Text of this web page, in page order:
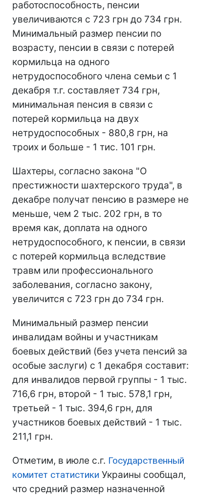
работоспособность, пенсии
увеличиваются с 723 грн до 734 грн.
Минимальный размер пенсии по
возрасту, пенсии в связи с потерей
кормильца на одного
нетрудоспособного члена семьи с 1
декабря т.г. составляет 734 грн,
минимальная пенсия в связи с
потерей кормильца на двух
нетрудоспособных - 880,8 грн, на
троих и больше - 1 тис. 101 грн.
Шахтеры, согласно закона "О
престижности шахтерского труда", в
декабре получат пенсию в размере не
меньше, чем 2 тыс. 202 грн, в то
время как, доплата на одного
нетрудоспособного, к пенсии, в связи
с потерей кормильца вследствие
травм или профессионального
заболевания, согласно закону,
увеличится с 723 грн до 734 грн.
Минимальный размер пенсии
инвалидам войны и участникам
боевых действий (без учета пенсий за
особые заслуги) с 1 декабря составит:
для инвалидов первой группы - 1 тыс.
716,6 грн, второй - 1 тыс. 578,1 грн,
третьей - 1 тыс. 394,6 грн, для
участников боевых действий - 1 тыс.
211,1 грн.
Отметим, в июле с.г. Государственный
комитет статистики Украины сообщал,
что средний размер назначенной